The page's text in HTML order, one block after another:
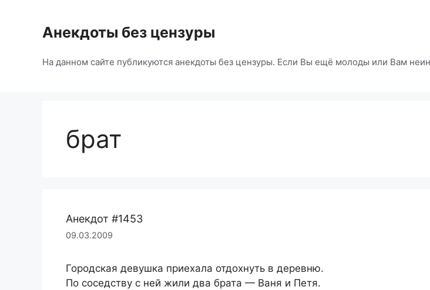
содержимомуАнекдоты без цензуры
На данном сайте публикуются анекдоты без цензуры. Если Вы ещё молоды или Вам
брат
Анекдот #1453
09.03.2009
Городская девушка приехала отдохнуть в деревню.
По соседству с ней жили два брата — Ваня и Петя.